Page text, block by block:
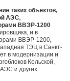
таких объектов,
АЭС,
ВВЭР-1200
и в
ВВЭР-1200,
ТЭЦ в Санкт-
в модернизации и
Кольской,
и других